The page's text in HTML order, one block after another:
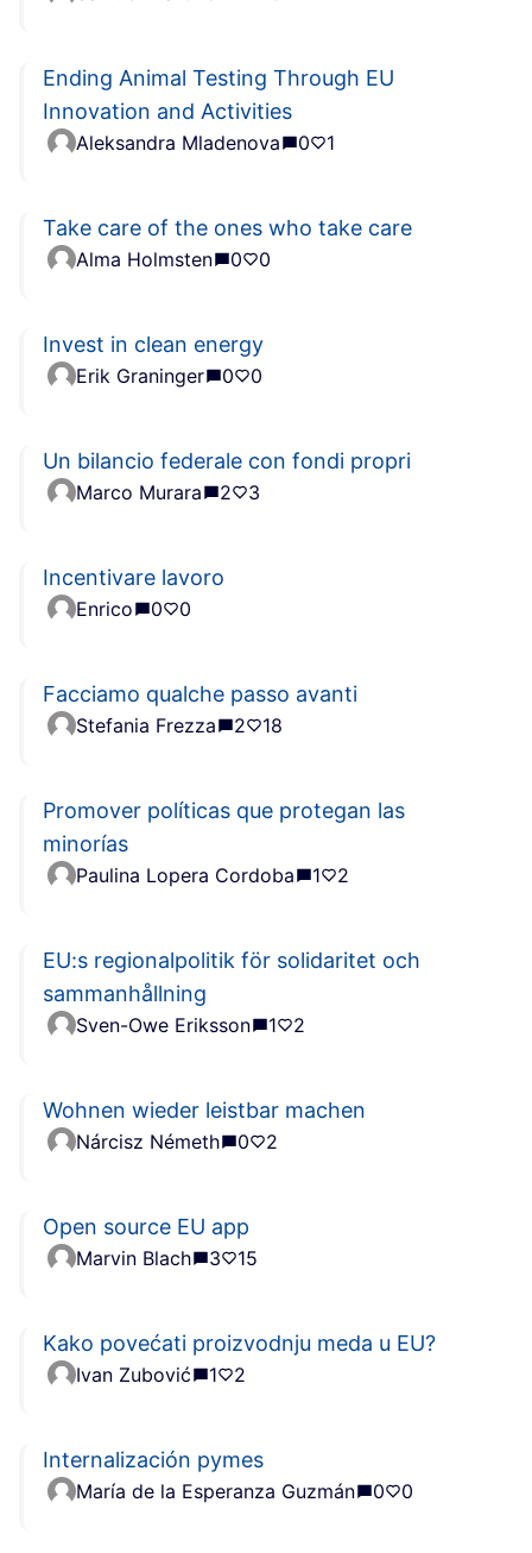
Ending Animal Testing Through EU
Innovation and Activities
Aleksandra Mladenova 0 1
Take care of the ones who take care
Alma Holmsten 0 0
Invest in clean energy
Erik Graninger 0 0
Un bilancio federale con fondi propri
Marco Murara 2 3
Incentivare lavoro
Enrico 0 0
Facciamo qualche passo avanti
Stefania Frezza 2 18
Promover políticas que protegan las
minorías
Paulina Lopera Cordoba 1 2
EU:s regionalpolitik för solidaritet och
sammanhållning
Sven-Owe Eriksson 1 2
Wohnen wieder leistbar machen
Nárcisz Németh 0 2
Open source EU app
Marvin Blach 3 15
Kako povećati proizvodnju meda u EU?
Ivan Zubović 1 2
Internalización pymes
María de la Esperanza Guzmán 0 0